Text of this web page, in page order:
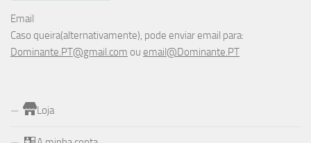
Email
Caso queira(alternativamente), pode enviar email para:
Dominante.PT@gmail.com ou email@Dominante.PT
Loja